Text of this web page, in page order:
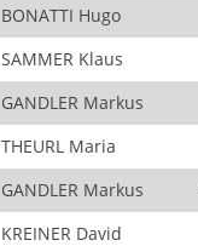
BONATTI Hugo
SAMMER Klaus
GANDLER Markus
THEURL Maria
GANDLER Markus
KREINER David